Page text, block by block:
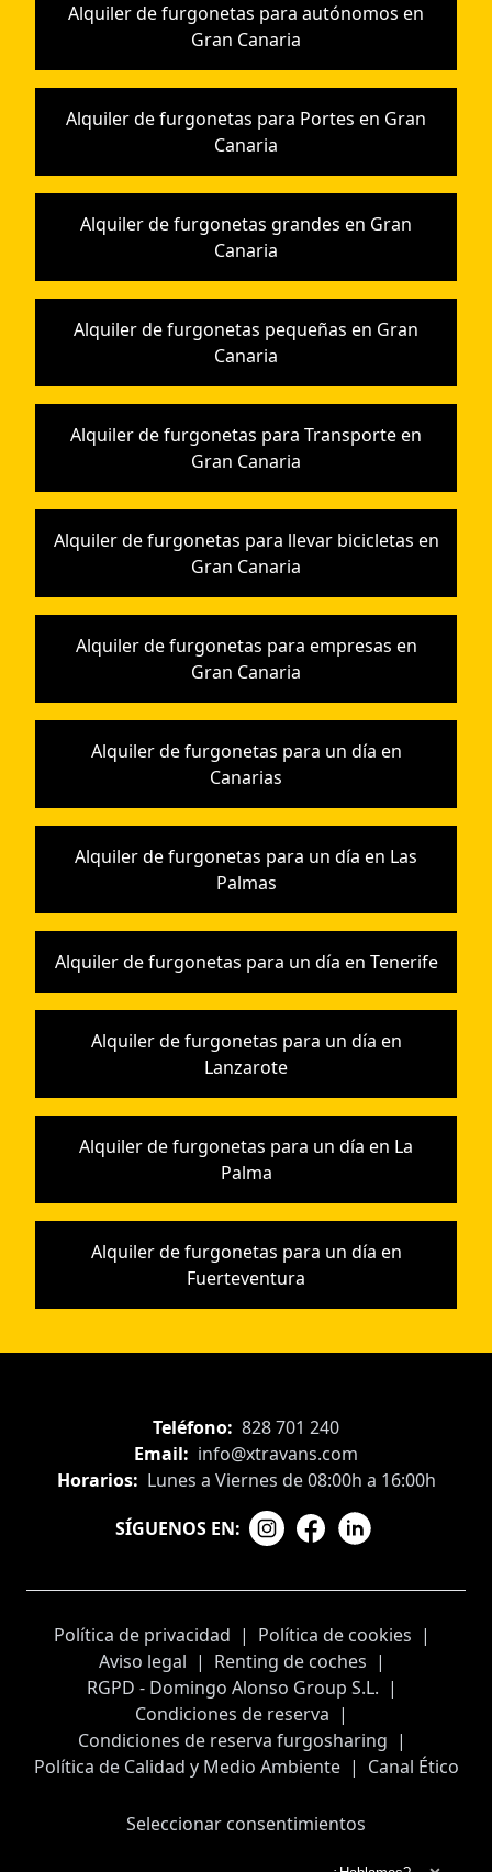
Alquiler de furgonetas para autónomos en
Gran Canaria
Alquiler de furgonetas para Portes en Gran
Canaria
Alquiler de furgonetas grandes en Gran
Canaria
Alquiler de furgonetas pequeñas en Gran
Canaria
Alquiler de furgonetas para Transporte en
Gran Canaria
Alquiler de furgonetas para llevar bicicletas en
Gran Canaria
Alquiler de furgonetas para empresas en
Gran Canaria
Alquiler de furgonetas para un día en
Canarias
Alquiler de furgonetas para un día en Las
Palmas
Alquiler de furgonetas para un día en Tenerife
Alquiler de furgonetas para un día en
Lanzarote
Alquiler de furgonetas para un día en La
Palma
Alquiler de furgonetas para un día en
Fuerteventura
Teléfono: 828 701 240
Email: info@xtravans.com
Horarios: Lunes a Viernes de 08:00h a 16:00h
SÍGUENOS EN:
Política de privacidad | Política de cookies |
Aviso legal | Renting de coches |
RGPD - Domingo Alonso Group S.L. |
Condiciones de reserva |
Condiciones de reserva furgosharing |
Política de Calidad y Medio Ambiente | Canal Ético
Seleccionar consentimientos